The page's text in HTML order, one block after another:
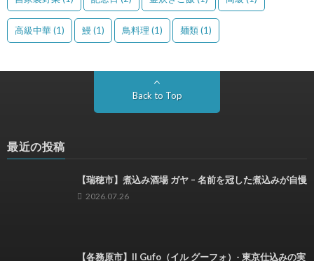
高級中華(1) 鰻(1) 鳥料理 (1) 麺類(1)
Back to Top
最近の投稿
【瑞穂市】煮込み酒場 ガヤ – 名前を冠した煮込みが自慢
2026.07.26
【各務原市】Il Gufo（イル グーフォ）- 東京仕込みの実